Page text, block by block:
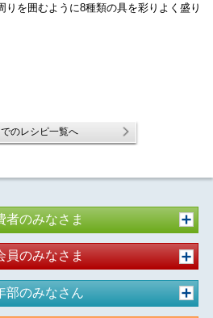
りを囲むように8種類の具を彩りよく盛り
でのレシピ一覧へ
者のみなさま
員のみなさま
部のみなさん